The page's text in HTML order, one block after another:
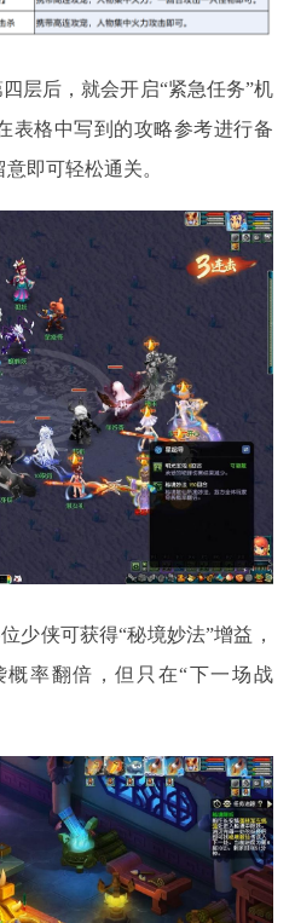
层后，就会开启“紧急任务”机
表格中写到的攻略参考进行备
即可轻松通关。
少侠可获得“秘境妙法”增益，
率翻倍，但只在“下一场战